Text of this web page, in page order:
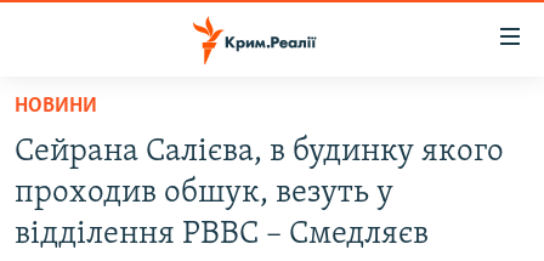
Перейти
основного
матеріалу
Перейти
до
ВОДА.КРИМ
ВІДЕО ТА ФОТО
НОВИНИ
Сейрана Салієва, в будинку якого
проходив обшук, везуть у
відділення РВВС – Смедляєв